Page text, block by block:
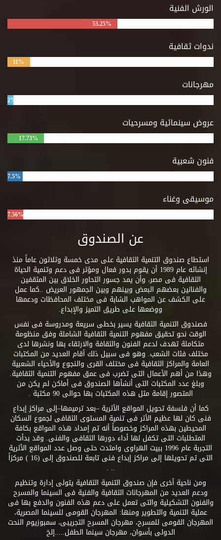
الورش الفنية
53.25%
ندوات ثقافية
11%
مهرجانات
2%
عروض سينمائية ومسرحيات
17.73%
فنون شعبية
7.5%
موسيقى وغناء
7.56%
عن الصندوق
استطاع صندوق التنمية الثقافية على مدى خمسة وثلاثون عاماً منذ
إنشائه عام 1989 أن يقوم بدور فعال ومؤثر فى دعم وتنمية الحياة
الثقافية فى مصر، وأن يمد جسور التحاور الخلاق بين المثقفين
والفنانين بعضهم البعض وبينهم وبين الجمهور العريض ..كما عمل
على الكشف عن المواهب الشابة فى مختلف المحافظات ودعمها
ووضعها على طريق التميز والإبداع.
فصندوق التنمية الثقافية يسير بخطى سريعة ومدروسة فى نفس
الوقت نحو تحقيق مفهوم التنمية الثقافية الشاملة وفق منظومة
متكاملة تهدف لدعم الفنون والثقافة والارتقاء بها ونشرها لدى
مختلف فئات الشعب. وهو فى سبيل ذلك أقام العديد من المكتبات
العامة والمراكز الثقافية فى مختلف القرى والنجوع والأحياء الشعبية
وهذا من أهم الأعمال التى تضرب فى عمق مفهوم التنمية الثقافية.
وبلغ عدد المكتبات التى أنشأها الصندوق فى أماكن لم يكن من
المتصور إقامة مثل هذه المكتبات بها حوالى 90 مكتبة .
كما أن فلسفة تحويل المواقع الأثرية –بعد ترميمها–إلى مراكز إبداع
فنى كان لها عظيم الأثر فى تنمية المستوى الثقافى لجموع السكان
المحيطين بهذه المراكز وخصوصاً أنه تم إمداد هذه المواقع بكافة
المتطلبات التى تكفل لها أداء دورها الثقافى والفنى. وقد بدأت
التجربة عام 1996 ببيت الهراوى وامتدت حتى وصل عدد المواقع الأثرية
التى تم تحويلها إلى مراكز إبداع فنى تابعة للصندوق إلى (16 ) مركزاً
.. .
ومن ناحية أخرى فإن صندوق التنمية الثقافية يتولى إدارة وتنظيم
ودعم العديد من المهرجانات الثقافية والفنية فى السينما والمسرح
والفنون التشكيلية والتى تعمل على دعم هذه الفنون والدفع بها فى
عملية التنمية والتطوير ومنها: المهرجان القومى للسينما المصرية،
المهرجان القومى للمسرح، مهرجان المسرح التجريبى، سمبوزيوم النحت
الدولى بأسوان، مهرجان سينما الطفل.....إلخ